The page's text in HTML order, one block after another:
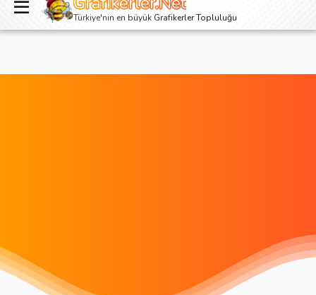
Giriş yap Kayıt ol
Türkiye'nin en büyük Grafikerler Topluluğu